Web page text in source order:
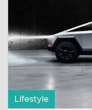
Lifestyle